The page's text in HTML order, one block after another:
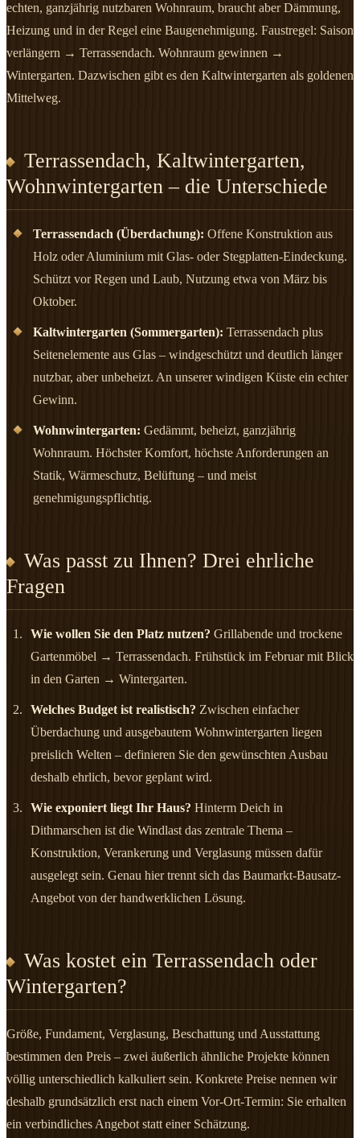
echten, ganzjährig nutzbaren Wohnraum, braucht aber Dämmung,
Heizung und in der Regel eine Baugenehmigung. Faustregel: Saison
verlängern → Terrassendach. Wohnraum gewinnen →
Wintergarten. Dazwischen gibt es den Kaltwintergarten als goldenen
Mittelweg.
Terrassendach, Kaltwintergarten,
Wohnwintergarten – die Unterschiede
Terrassendach (Überdachung): Offene Konstruktion aus
Holz oder Aluminium mit Glas- oder Stegplatten-Eindeckung.
Schützt vor Regen und Laub, Nutzung etwa von März bis
Oktober.
Kaltwintergarten (Sommergarten): Terrassendach plus
Seitenelemente aus Glas – windgeschützt und deutlich länger
nutzbar, aber unbeheizt. An unserer windigen Küste ein echter
Gewinn.
Wohnwintergarten: Gedämmt, beheizt, ganzjährig
Wohnraum. Höchster Komfort, höchste Anforderungen an
Statik, Wärmeschutz, Belüftung – und meist
genehmigungspflichtig.
Was passt zu Ihnen? Drei ehrliche
Fragen
Wie wollen Sie den Platz nutzen? Grillabende und trockene
Gartenmöbel → Terrassendach. Frühstück im Februar mit Blick
in den Garten → Wintergarten.
Welches Budget ist realistisch? Zwischen einfacher
Überdachung und ausgebautem Wohnwintergarten liegen
preislich Welten – definieren Sie den gewünschten Ausbau
deshalb ehrlich, bevor geplant wird.
Wie exponiert liegt Ihr Haus? Hinterm Deich in
Dithmarschen ist die Windlast das zentrale Thema –
Konstruktion, Verankerung und Verglasung müssen dafür
ausgelegt sein. Genau hier trennt sich das Baumarkt-Bausatz-
Angebot von der handwerklichen Lösung.
Was kostet ein Terrassendach oder
Wintergarten?
Größe, Fundament, Verglasung, Beschattung und Ausstattung
bestimmen den Preis – zwei äußerlich ähnliche Projekte können
völlig unterschiedlich kalkuliert sein. Konkrete Preise nennen wir
deshalb grundsätzlich erst nach einem Vor-Ort-Termin: Sie erhalten
ein verbindliches Angebot statt einer Schätzung.